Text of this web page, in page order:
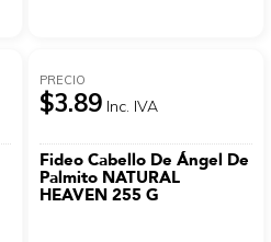
PRECIO
$3.89 Inc. IVA
Fideo Cabello De Ángel De
Palmito NATURAL
HEAVEN 255 G